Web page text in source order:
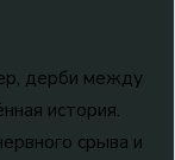
дерби между
история.
срыва и